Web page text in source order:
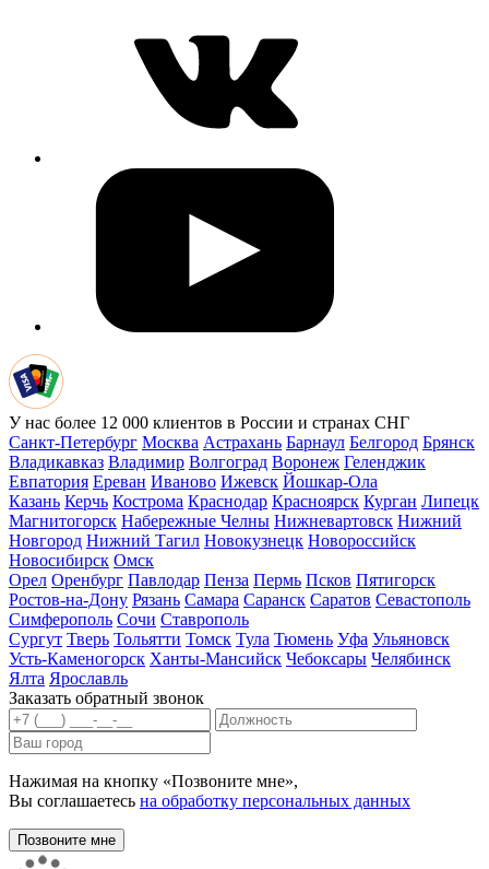
У нас более 12 000 клиентов в России и странах СНГ
Санкт-Петербург Москва Астрахань Барнаул Белгород Брянск
Владикавказ Владимир Волгоград Воронеж Геленджик
Евпатория Ереван Иваново Ижевск Йошкар-Ола
Казань Керчь Кострома Краснодар Красноярск Курган Липецк
Магнитогорск Набережные Челны Нижневартовск Нижний
Новгород Нижний Тагил Новокузнецк Новороссийск
Новосибирск Омск
Орел Оренбург Павлодар Пенза Пермь Псков Пятигорск
Ростов-на-Дону Рязань Самара Саранск Саратов Севастополь
Симферополь Сочи Ставрополь
Сургут Тверь Тольятти Томск Тула Тюмень Уфа Ульяновск
Усть-Каменогорск Ханты-Мансийск Чебоксары Челябинск
Ялта Ярославль
Заказать обратный звонок
Нажимая на кнопку «Позвоните мне»,
Вы соглашаетесь на обработку персональных данных